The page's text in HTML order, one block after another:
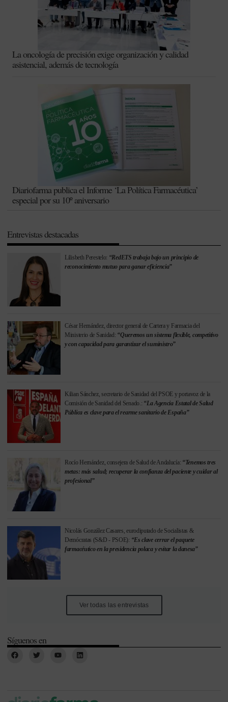
La oncología de precisión exige organización y calidad
asistencial, además de tecnología
Diariofarma publica el Informe ‘La Política Farmacéutica’
especial por su 10º aniversario
Entrevistas destacadas
Lilisbeth Perestelo: “RedETS trabaja bajo un principio de
reconocimiento mutuo para ganar eficiencia”
César Hernández, director general de Cartera y Farmacia del
Ministerio de Sanidad: “Queremos un sistema flexible, competitivo
y con capacidad para garantizar el suministro”
Kilian Sánchez, secretario de Sanidad del PSOE y portavoz de la
Comisión de Sanidad del Senado.: “La Agencia Estatal de Salud
Pública es clave para el rearme sanitario de España”
Rocío Hernández, consejera de Salud de Andalucía: “Tenemos tres
metas: más salud; recuperar la confianza del paciente y cuidar al
profesional”
Nicolás González Casares, eurodiputado de Socialistas &
Demócratas (S&D - PSOE): “Es clave cerrar el paquete
farmacéutico en la presidencia polaca y evitar la danesa”
Ver todas las entrevistas
Síguenos en